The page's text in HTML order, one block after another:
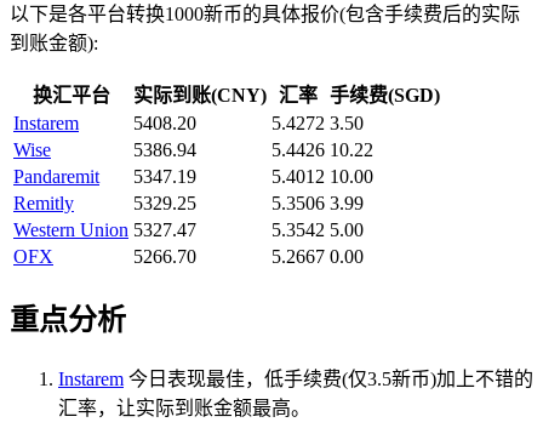
以下是各平台转换1000新币的具体报价(包含手续费后的实际
到账金额):
换汇平台 实际到账(CNY) 汇率 手续费(SGD)
Instarem
5408.20 5.4272 3.50
Wise
5386.94 5.4426 10.22
Pandaremit
5347.19 5.4012 10.00
Remitly
5329.25 5.3506 3.99
Western Union 5327.47 5.3542 5.00
OFX
5266.70 5.2667 0.00
重点分析
Instarem 今日表现最佳，低手续费(仅3.5新币)加上不错的
汇率，让实际到账金额最高。